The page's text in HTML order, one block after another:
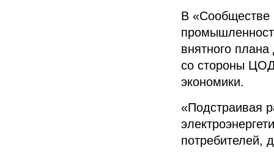
В «Сообществе
внятного
со стороны
экономики.
«Подстраивая
потребителей,